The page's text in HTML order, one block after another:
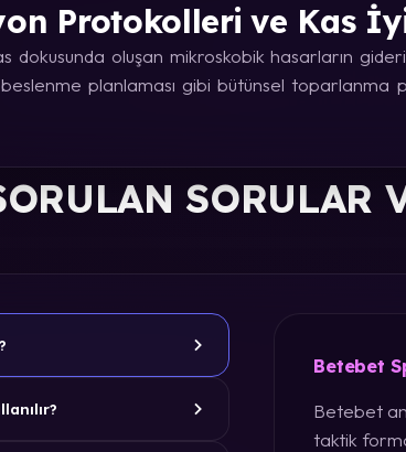
Protokolleri ve Kas
dokusunda oluşan mikroskobik hasarların
planlaması gibi bütünsel toparlanma
SORULAR
Betebet
Betebet
taktik